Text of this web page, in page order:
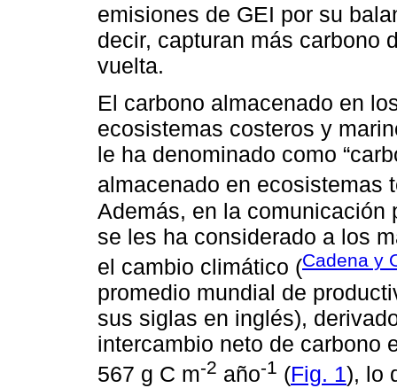
emisiones de GEI por su
decir, capturan más carbono
vuelta.
El carbono almacenado en
ecosistemas costeros y
le ha denominado como
almacenado en ecosistemas
Además, en la comunicación
se les ha considerado a los
el cambio climático (Cadena y
promedio mundial de
sus siglas en inglés),
intercambio neto de carbono
567 g C m-2 año-1 (Fig. 1), lo